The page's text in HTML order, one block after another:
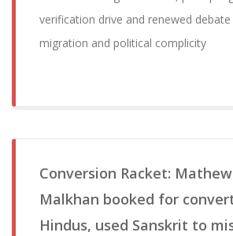
verification drive and renewed
migration and political complicity
Conversion Racket:
Malkhan booked for
Hindus, used Sanskrit to